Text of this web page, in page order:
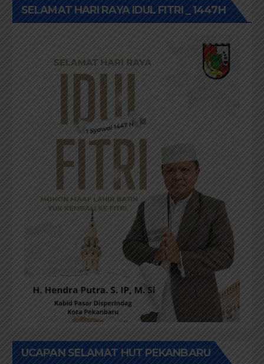
SELAMAT HARI RAYA IDUL FITRI _ 1447H
UCAPAN SELAMAT HUT PEKANBARU